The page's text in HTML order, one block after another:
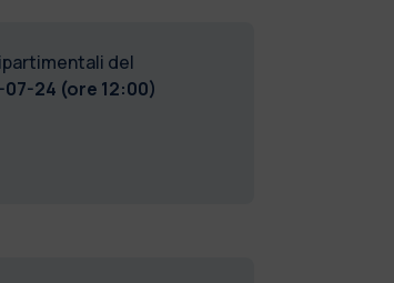
del
07-24 (ore 12:00)